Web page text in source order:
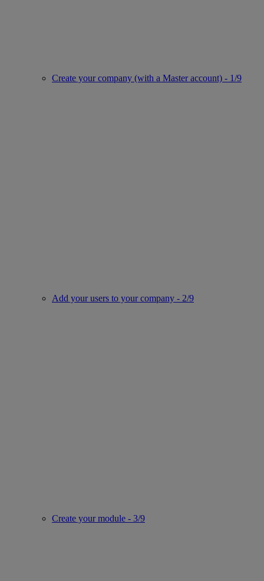
Create your company (with a Master account) - 1/9
Add your users to your company - 2/9
Create your module - 3/9